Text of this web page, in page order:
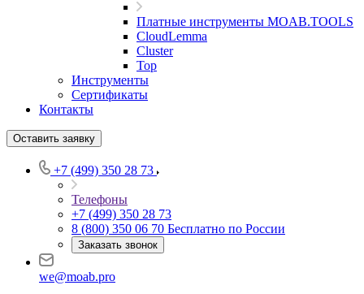
Платные инструменты MOAB.TOOLS
CloudLemma
Cluster
Top
Инструменты
Сертификаты
Контакты
Оставить заявку
+7 (499) 350 28 73
Телефоны
+7 (499) 350 28 73
8 (800) 350 06 70 Бесплатно по России
Заказать звонок
we@moab.pro